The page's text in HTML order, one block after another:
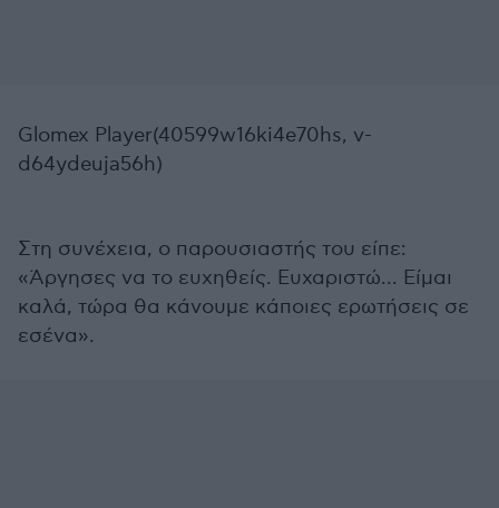
Glomex Player(40599w16ki4e70hs, v-
d64ydeuja56h)
Στη συνέχεια, ο παρουσιαστής του είπε:
«Άργησες να το ευχηθείς. Ευχαριστώ... Είμαι
καλά, τώρα θα κάνουμε κάποιες ερωτήσεις σε
εσένα».